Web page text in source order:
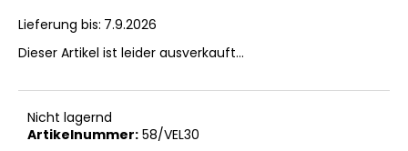
Lieferung bis: 7.9.2026
Dieser Artikel ist leider ausverkauft…
Nicht lagernd
Artikelnummer: 58/VEL30
h
l
e
n
SILBERNER